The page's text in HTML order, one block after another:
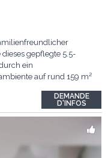
gepflegte 5.5-
ein
auf rund 159 m²
Zustand und vereint
nachhaltiger
DEMANDE
D'INFOS